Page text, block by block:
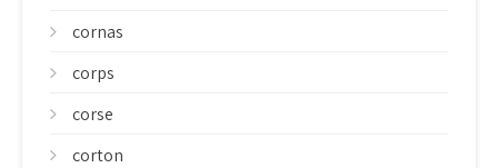
cornas
corps
corse
corton